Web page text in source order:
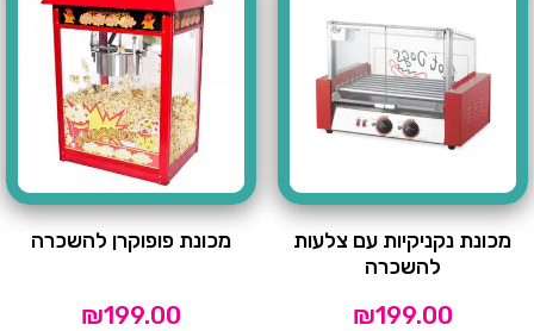
מכונת נקניקיות עם צלעות
להשכרה
₪199.00
מכונת פופוקרן להשכרה
₪199.00